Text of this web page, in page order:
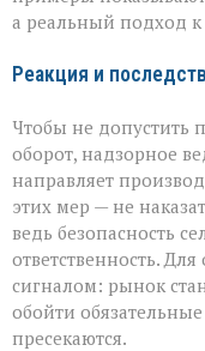
а реальный подход
Реакция и
Чтобы не допустить
оборот, надзорное
направляет
этих мер — не
ведь безопасность
ответственность.
сигналом: рынок
обойти
пресекаются.